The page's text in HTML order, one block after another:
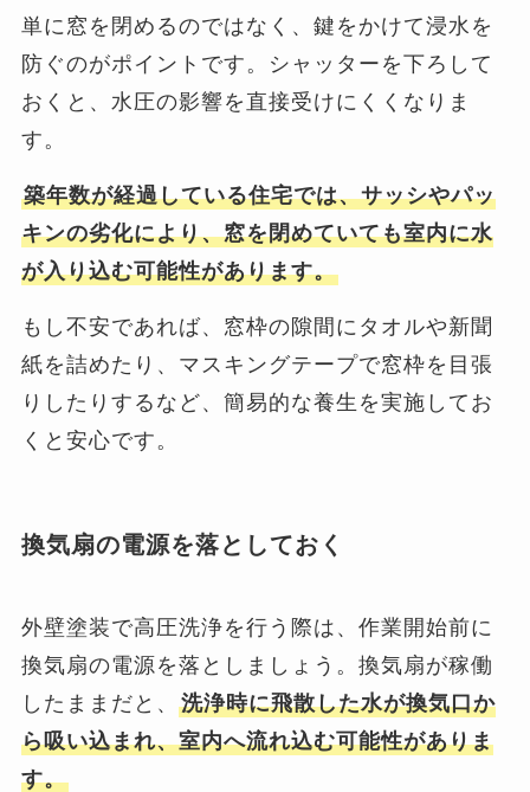
単に窓を閉めるのではなく、鍵をかけて浸水を
防ぐのがポイントです。シャッターを下ろして
おくと、水圧の影響を直接受けにくくなりま
す。
築年数が経過している住宅では、サッシやパッ
キンの劣化により、窓を閉めていても室内に水
が入り込む可能性があります。
もし不安であれば、窓枠の隙間にタオルや新聞
紙を詰めたり、マスキングテープで窓枠を目張
りしたりするなど、簡易的な養生を実施してお
くと安心です。
換気扇の電源を落としておく
外壁塗装で高圧洗浄を行う際は、作業開始前に
換気扇の電源を落としましょう。換気扇が稼働
したままだと、洗浄時に飛散した水が換気口か
ら吸い込まれ、室内へ流れ込む可能性がありま
す。